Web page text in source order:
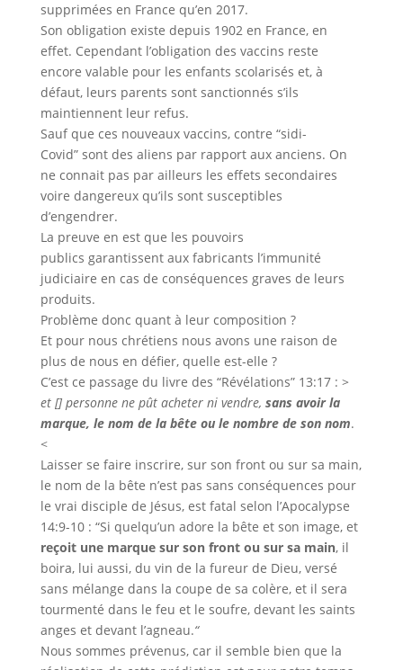
supprimées en France qu’en 2017.
Son obligation existe depuis 1902 en France, en
effet. Cependant l’obligation des vaccins reste
encore valable pour les enfants scolarisés et, à
défaut, leurs parents sont sanctionnés s’ils
maintiennent leur refus.
Sauf que ces nouveaux vaccins, contre “sidi-
Covid” sont des aliens par rapport aux anciens. On
ne connait pas par ailleurs les effets secondaires
voire dangereux qu’ils sont susceptibles
d’engendrer.
La preuve en est que les pouvoirs
publics garantissent aux fabricants l’immunité
judiciaire en cas de conséquences graves de leurs
produits.
Problème donc quant à leur composition ?
Et pour nous chrétiens nous avons une raison de
plus de nous en défier, quelle est-elle ?
C’est ce passage du livre des “Révélations” 13:17 : >
et [] personne ne pût acheter ni vendre, sans avoir la
marque, le nom de la bête ou le nombre de son nom.
<
Laisser se faire inscrire, sur son front ou sur sa main,
le nom de la bête n’est pas sans conséquences pour
le vrai disciple de Jésus, est fatal selon l’Apocalypse
14:9-10 : “Si quelqu’un adore la bête et son image, et
reçoit une marque sur son front ou sur sa main, il
boira, lui aussi, du vin de la fureur de Dieu, versé
sans mélange dans la coupe de sa colère, et il sera
tourmenté dans le feu et le soufre, devant les saints
anges et devant l’agneau.“
Nous sommes prévenus, car il semble bien que la